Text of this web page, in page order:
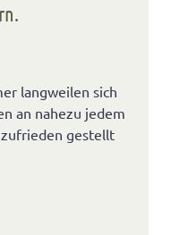
langweilen sich
an nahezu jedem
gestellt